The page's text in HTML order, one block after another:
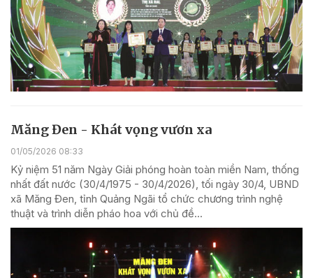
Măng Đen - Khát vọng vươn xa
01/05/2026 08:33
Kỷ niệm 51 năm Ngày Giải phóng hoàn toàn miền Nam, thống
nhất đất nước (30/4/1975 - 30/4/2026), tối ngày 30/4, UBND
xã Măng Đen, tỉnh Quảng Ngãi tổ chức chương trình nghệ
thuật và trình diễn pháo hoa với chủ đề...